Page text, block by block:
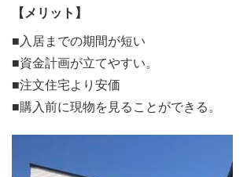
【メリット】
■入居までの期間が短い
■資金計画が立てやすい。
■注文住宅より安価
■購入前に現物を見ることができる。